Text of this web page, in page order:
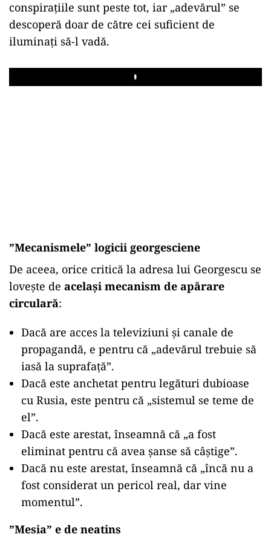
conspirațiile sunt peste tot, iar „adevărul” se
descoperă doar de către cei suficient de
iluminați să-l vadă.
Play
”Mecanismele” logicii georgesciene
De aceea, orice critică la adresa lui Georgescu se
lovește de același mecanism de apărare
circulară:
Dacă are acces la televiziuni și canale de
propagandă, e pentru că „adevărul trebuie să
iasă la suprafață”.
Dacă este anchetat pentru legături dubioase
cu Rusia, este pentru că „sistemul se teme de
el”.
Dacă este arestat, înseamnă că „a fost
eliminat pentru că avea șanse să câștige”.
Dacă nu este arestat, înseamnă că „încă nu a
fost considerat un pericol real, dar vine
momentul”.
”Mesia” e de neatins